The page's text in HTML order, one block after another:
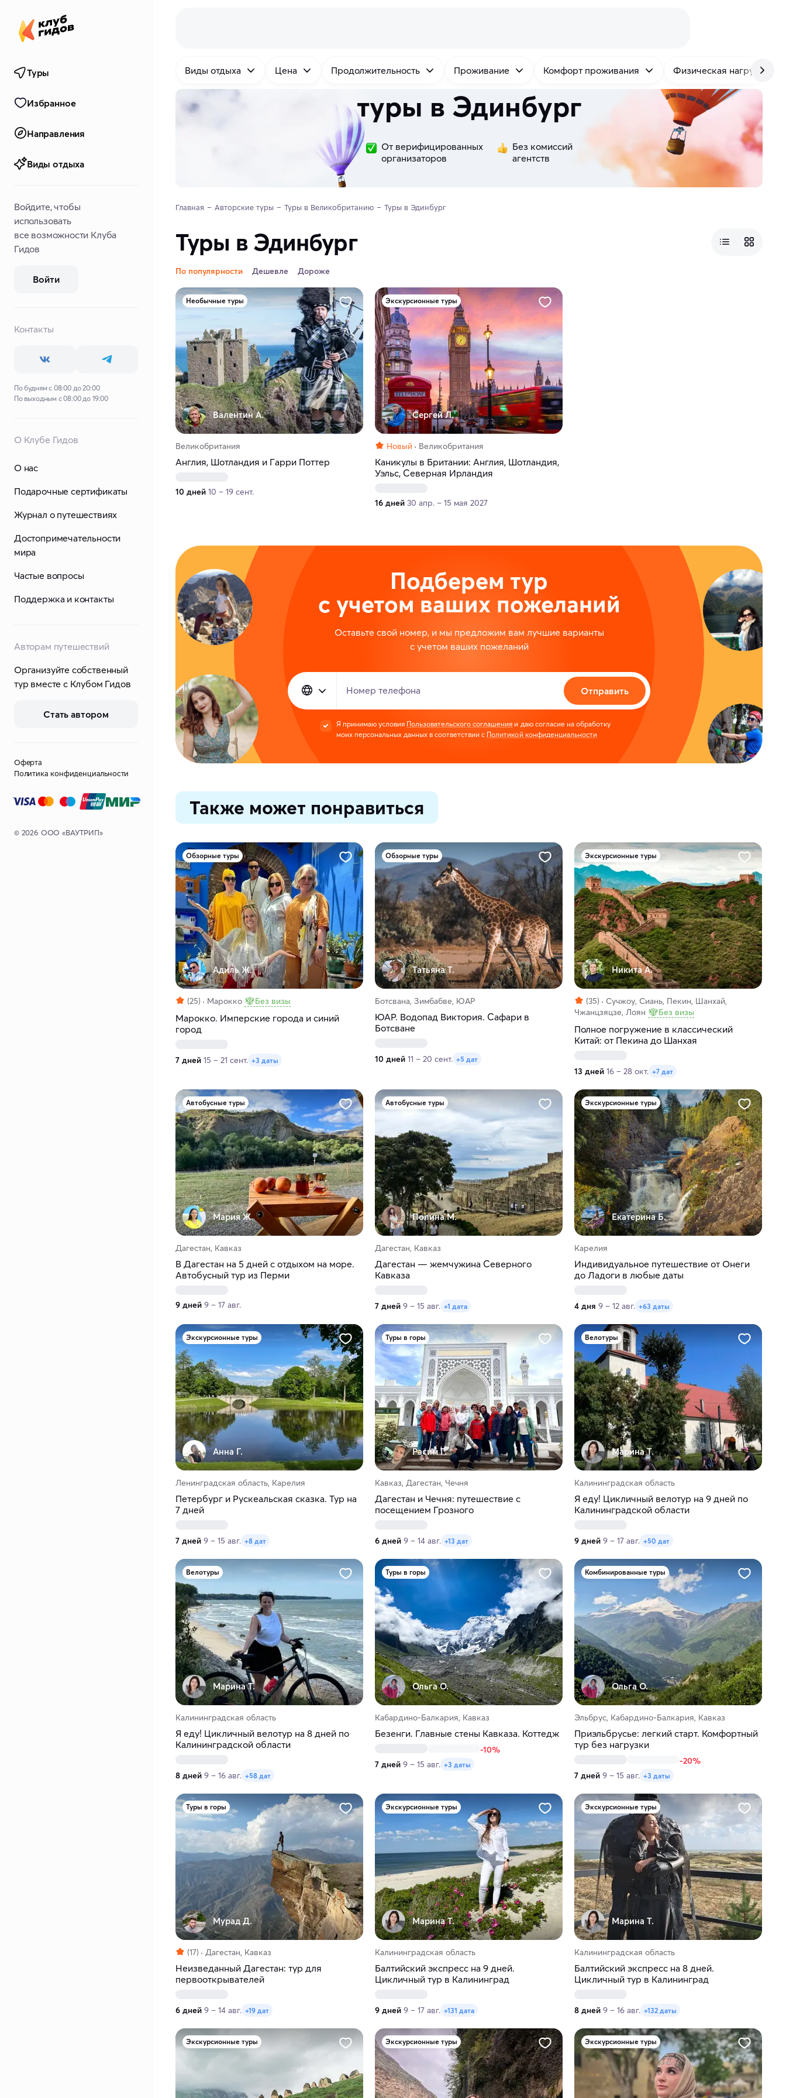
Туры
Избранное
Направления
Виды отдыха
Войдите, чтобы
использовать
все возможности Клуба
Гидов
Войти
Контакты
По будням с 08:00 до 20:00
По выходным с 08:00 до 19:00
О Клубе Гидов
О нас
Подарочные сертификаты
Журнал о путешествиях
Достопримечательности
мира
Частые вопросы
Поддержка и контакты
Авторам путешествий
Организуйте собственный
тур вместе с Клубом Гидов
Стать автором
Оферта
Политика конфиденциальности
© 2026 ООО «ВАУТРИП»
Виды отдыха Цена Продолжительность Проживание Комфорт проживания Физическая нагрузка
туры в Эдинбург
От верифицированных
организаторов
Без комиссий
агентств
Главная Авторские туры Туры в Великобританию Туры в Эдинбург
Туры в Эдинбург
По популярности Дешевле Дороже
Необычные туры
Валентин А.
Великобритания
Англия, Шотландия и Гарри Поттер
10 дней 10 – 19 сент.
Экскурсионные туры
Сергей Л.
Новый Великобритания
Каникулы в Британии: Англия, Шотландия,
Уэльс, Северная Ирландия
16 дней 30 апр. – 15 мая 2027
Подберем тур
с учетом ваших пожеланий
Оставьте свой номер, и мы предложим вам лучшие варианты
с учетом ваших пожеланий
Номер телефона Отправить
Я принимаю условия Пользовательского соглашения и даю согласие на обработку
моих персональных данных в соответствии с Политикой конфиденциальности
Также может понравиться
Обзорные туры
Адиль Ж.
(25) Марокко Без визы
Марокко. Имперские города и синий
город
7 дней 15 – 21 сент. +3 даты
Обзорные туры
Татьяна Т.
Ботсвана, Зимбабве, ЮАР
ЮАР. Водопад Виктория. Сафари в
Ботсване
10 дней 11 – 20 сент. +5 дат
Экскурсионные туры
Никита А.
(35)
Сучжоу, Сиань, Пекин, Шанхай,
Чжанцзяцзе, Лоян
Без визы
Полное погружение в классический
Китай: от Пекина до Шанхая
13 дней 16 – 28 окт. +7 дат
Автобусные туры
Мария Ж.
Дагестан, Кавказ
В Дагестан на 5 дней с отдыхом на море.
Автобусный тур из Перми
9 дней 9 – 17 авг.
Автобусные туры
Полина М.
Дагестан, Кавказ
Дагестан — жемчужина Северного
Кавказа
7 дней 9 – 15 авг. +1 дата
Экскурсионные туры
Екатерина Б.
Карелия
Индивидуальное путешествие от Онеги
до Ладоги в любые даты
4 дня 9 – 12 авг. +63 даты
Экскурсионные туры
Анна Г.
Ленинградская область, Карелия
Петербург и Рускеальская сказка. Тур на
7 дней
7 дней 9 – 15 авг. +8 дат
Туры в горы
Расим Г.
Кавказ, Дагестан, Чечня
Дагестан и Чечня: путешествие с
посещением Грозного
6 дней 9 – 14 авг. +13 дат
Велотуры
Марина Т.
Калининградская область
Я еду! Цикличный велотур на 9 дней по
Калининградской области
9 дней 9 – 17 авг. +50 дат
Велотуры
Марина Т.
Калининградская область
Я еду! Цикличный велотур на 8 дней по
Калининградской области
8 дней 9 – 16 авг. +58 дат
Туры в горы
Ольга О.
Кабардино-Балкария, Кавказ
Безенги. Главные стены Кавказа. Коттедж
-10%
7 дней 9 – 15 авг. +3 даты
Комбинированные туры
Ольга О.
Эльбрус, Кабардино-Балкария, Кавказ
Приэльбрусье: легкий старт. Комфортный
тур без нагрузки
-20%
7 дней 9 – 15 авг. +3 даты
Туры в горы
Мурад Д.
(17) Дагестан, Кавказ
Неизведанный Дагестан: тур для
первооткрывателей
6 дней 9 – 14 авг. +19 дат
Экскурсионные туры
Марина Т.
Калининградская область
Балтийский экспресс на 9 дней.
Цикличный тур в Калининград
9 дней 9 – 17 авг. +131 дата
Экскурсионные туры
Марина Т.
Калининградская область
Балтийский экспресс на 8 дней.
Цикличный тур в Калининград
8 дней 9 – 16 авг. +132 даты
Экскурсионные туры Экскурсионные туры Экскурсионные туры